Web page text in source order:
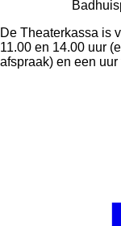
De Theaterkassa is
11.00 en 14.00 uur
afspraak) en een